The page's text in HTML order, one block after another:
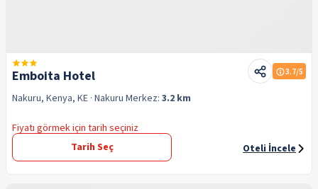
Emboita Hotel 3.7/5
Nakuru, Kenya, KE · Nakuru Merkez: 3.2 km
Fiyatı görmek için tarih seçiniz
Tarih Seç
Oteli İncele